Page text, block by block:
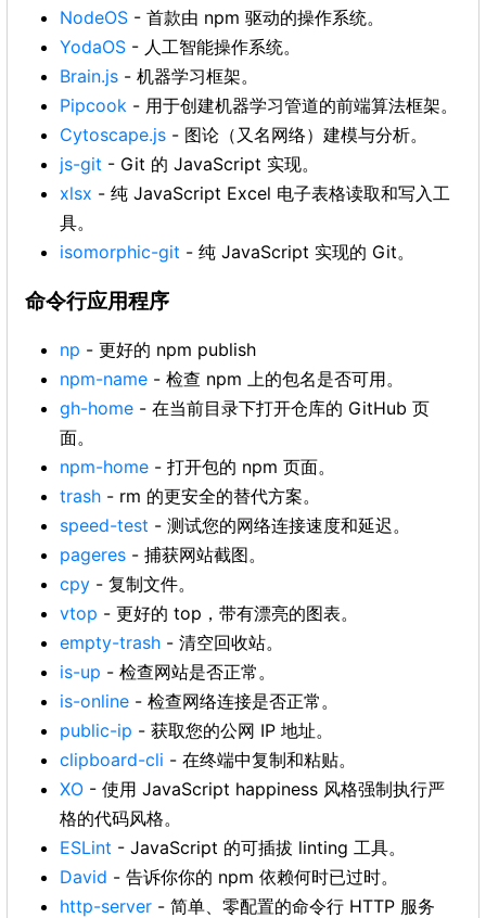
NodeOS - 首款由 npm 驱动的操作系统。
YodaOS - 人工智能操作系统。
Brain.js - 机器学习框架。
Pipcook - 用于创建机器学习管道的前端算法框架。
Cytoscape.js - 图论（又名网络）建模与分析。
js-git - Git 的 JavaScript 实现。
xlsx - 纯 JavaScript Excel 电子表格读取和写入工
具。
isomorphic-git - 纯 JavaScript 实现的 Git。
命令行应用程序
np - 更好的 npm publish
npm-name - 检查 npm 上的包名是否可用。
gh-home - 在当前目录下打开仓库的 GitHub 页
面。
npm-home - 打开包的 npm 页面。
trash - rm 的更安全的替代方案。
speed-test - 测试您的网络连接速度和延迟。
pageres - 捕获网站截图。
cpy - 复制文件。
vtop - 更好的 top，带有漂亮的图表。
empty-trash - 清空回收站。
is-up - 检查网站是否正常。
is-online - 检查网络连接是否正常。
public-ip - 获取您的公网 IP 地址。
clipboard-cli - 在终端中复制和粘贴。
XO - 使用 JavaScript happiness 风格强制执行严
格的代码风格。
ESLint - JavaScript 的可插拔 linting 工具。
David - 告诉你你的 npm 依赖何时已过时。
http-server - 简单、零配置的命令行 HTTP 服务